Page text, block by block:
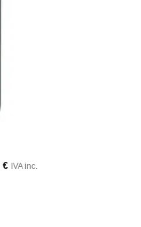
€ IVA inc.